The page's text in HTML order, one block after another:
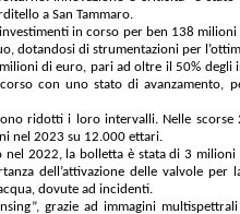
a San Tammaro.
in corso per ben 138
dotandosi di strumentazioni per
di euro, pari ad oltre il 50% degli
con uno stato di avanzamento,
ridotti i loro intervalli. Nelle scorse
nel 2023 su 12.000 ettari.
2022, la bolletta è stata di 3 milioni
dell’attivazione delle valvole
dovute ad incidenti.
grazie ad immagini